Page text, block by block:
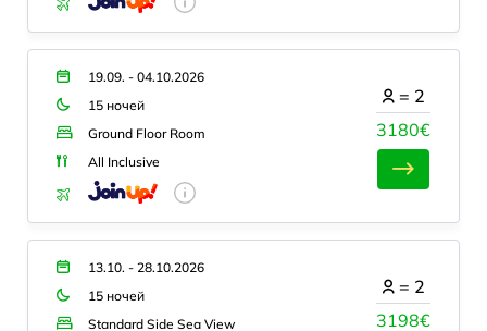
19.09. - 04.10.2026
15 ночей
Ground Floor Room
All Inclusive
3180€
= 2
13.10. - 28.10.2026
15 ночей
Standard Side Sea View
3198€
= 2